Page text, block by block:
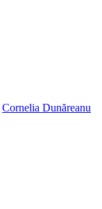
Cornelia Dunăreanu